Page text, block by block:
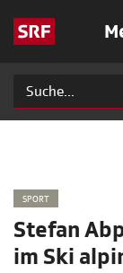
SPORT
Stefan
im Ski